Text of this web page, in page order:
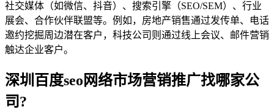
社交媒体（如微信、抖音）、搜索引擎（SEO/SEM）、行业
展会、合作伙伴联盟等。例如，房地产销售通过发传单、电话
邀约挖掘周边潜在客户，科技公司则通过线上会议、邮件营销
触达企业客户。
深圳百度seo网络市场营销推广找哪家公
司?